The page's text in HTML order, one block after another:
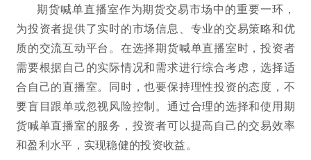
期货喊单直播室作为期货交易市场中的重要一环，
为投资者提供了实时的市场信息、专业的交易策略和优
质的交流互动平台。在选择期货喊单直播室时，投资者
需要根据自己的实际情况和需求进行综合考虑，选择适
合自己的直播室。同时，也要保持理性投资的态度，不
要盲目跟单或忽视风险控制。通过合理的选择和使用期
货喊单直播室的服务，投资者可以提高自己的交易效率
和盈利水平，实现稳健的投资收益。